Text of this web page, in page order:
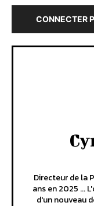
CONNECTER
Directeur de la
ans en 2025 ...
d'un nouveau